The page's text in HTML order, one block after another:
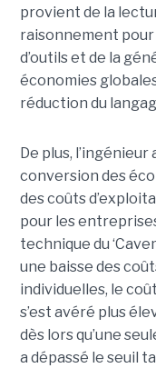
provient de la
raisonnement pour
d’outils et de la
économies
réduction du
De plus,
conversion des
des coûts
pour les
technique du
une baisse des
individuelles, le
s’est avéré plus
dès lors qu’une
a dépassé le seuil